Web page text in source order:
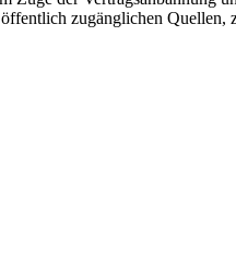
zugänglichen Quellen,